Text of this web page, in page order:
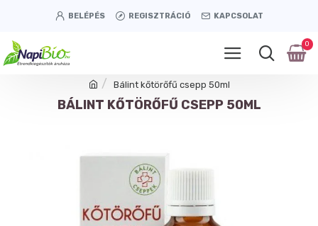
BELÉPÉS REGISZTRÁCIÓ KAPCSOLAT
0
Bálint kőtörőfű csepp 50ml
BÁLINT KŐTÖRŐFŰ CSEPP 50ML